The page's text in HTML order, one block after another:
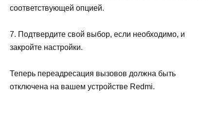
соответствующей опцией.
7. Подтвердите свой выбор, если необходимо, и
закройте настройки.
Теперь переадресация вызовов должна быть
отключена на вашем устройстве Redmi.